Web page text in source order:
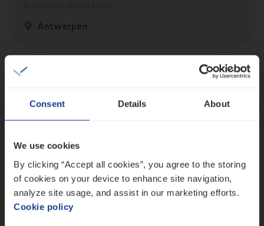
Consent Details About
We use cookies
By clicking “Accept all cookies”, you agree to the storing
of cookies on your device to enhance site navigation,
analyze site usage, and assist in our marketing efforts.
Cookie policy
Antwerpen
Dos­sier­be­heer­der Pro­per­ty verzekeringen
Insurance Operations
Antwerpen en Hasselt
Dos­sier­be­heer­der Onder­ne­min­gen Van­b­
re­da Huys­mans — Mechelen
Insurance Operations